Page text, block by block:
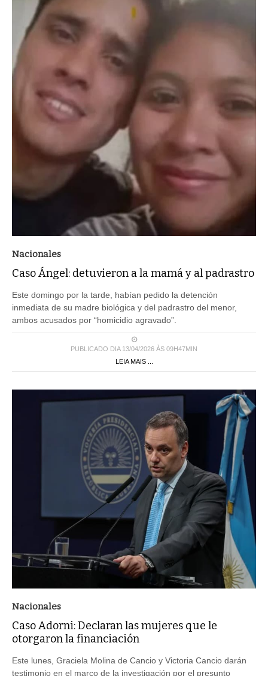
Nacionales
Caso Ángel: detuvieron a la mamá y al padrastro
Este domingo por la tarde, habían pedido la detención
inmediata de su madre biológica y del padrastro del menor,
ambos acusados por “homicidio agravado”.
PUBLICADO DIA 13/04/2026 ÀS 09H47MIN
LEIA MAIS ...
Nacionales
Caso Adorni: Declaran las mujeres que le
otorgaron la financiación
Este lunes, Graciela Molina de Cancio y Victoria Cancio darán
testimonio en el marco de la investigación por el presunto